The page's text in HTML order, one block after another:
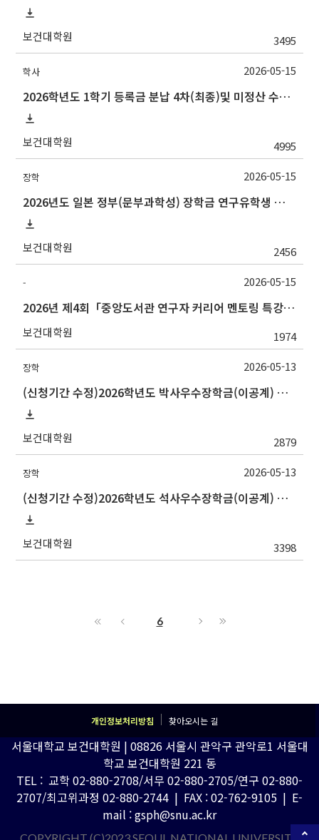
보건대학원 3495
학사
2026학년도 1학기 등록금 분납 4차(최종)및 미정산 수납 및 미납자 제적 예정 안내
보건대학원 4995
2026-05-15
장학
2026년도 일본 정부(문부과학성) 장학금 연구유학생 및 일한공동고등교육 유학생 교류사업(석사·박사학위 과정) 선발 안내
보건대학원 2456
2026-05-15
-
2026년 제4회「중앙도서관 연구자 커리어 멘토링 특강」개최 안내
보건대학원 1974
2026-05-15
장학
(신청기간 수정)2026학년도 박사우수장학금(이공계) 신규장학생 선발 안내(~5/21(목) 오전 11시까지)
보건대학원 2879
2026-05-13
장학
(신청기간 수정)2026학년도 석사우수장학금(이공계) 신규장학생 선발 안내(~5/21(목) 오전 11시까지)
보건대학원 3398
2026-05-13
6
개인정보처리방침 찾아오시는 길
서울대학교 보건대학원 | 08826 서울시 관악구 관악로1 서울대
학교 보건대학원 221 동
TEL : 교학 02-880-2708/서무 02-880-2705/연구 02-880-
2707/최고위과정 02-880-2744 | FAX : 02-762-9105 | E-
mail : gsph@snu.ac.kr